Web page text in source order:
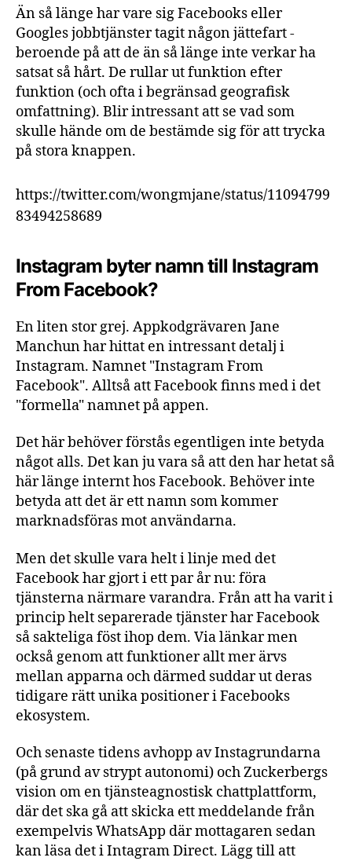
Än så länge har vare sig Facebooks eller
Googles jobbtjänster tagit någon jättefart -
beroende på att de än så länge inte verkar ha
satsat så hårt. De rullar ut funktion efter
funktion (och ofta i begränsad geografisk
omfattning). Blir intressant att se vad som
skulle hände om de bestämde sig för att trycka
på stora knappen.
https://twitter.com/wongmjane/status/11094799
83494258689
Instagram byter namn till Instagram
From Facebook?
En liten stor grej. Appkodgrävaren Jane
Manchun har hittat en intressant detalj i
Instagram. Namnet "Instagram From
Facebook". Alltså att Facebook finns med i det
"formella" namnet på appen.
Det här behöver förstås egentligen inte betyda
något alls. Det kan ju vara så att den har hetat så
här länge internt hos Facebook. Behöver inte
betyda att det är ett namn som kommer
marknadsföras mot användarna.
Men det skulle vara helt i linje med det
Facebook har gjort i ett par år nu: föra
tjänsterna närmare varandra. Från att ha varit i
princip helt separerade tjänster har Facebook
så sakteliga föst ihop dem. Via länkar men
också genom att funktioner allt mer ärvs
mellan apparna och därmed suddar ut deras
tidigare rätt unika positioner i Facebooks
ekosystem.
Och senaste tidens avhopp av Instagrundarna
(på grund av strypt autonomi) och Zuckerbergs
vision om en tjänsteagnostisk chattplattform,
där det ska gå att skicka ett meddelande från
exempelvis WhatsApp där mottagaren sedan
kan läsa det i Intagram Direct. Lägg till att